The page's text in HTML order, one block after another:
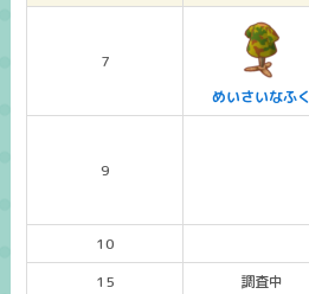
7
めいさいなふく
9
10
15
調査中